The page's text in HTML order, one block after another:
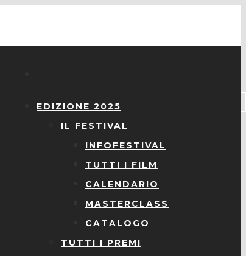
EDIZIONE 2025
IL FESTIVAL
INFOFESTIVAL
TUTTI I FILM
CALENDARIO
MASTERCLASS
CATALOGO
TUTTI I PREMI